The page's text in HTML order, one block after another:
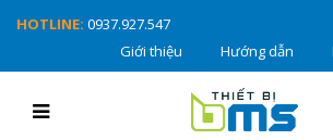
HOTLINE: 0937.927.547
Giới thiệu
Hướng dẫn